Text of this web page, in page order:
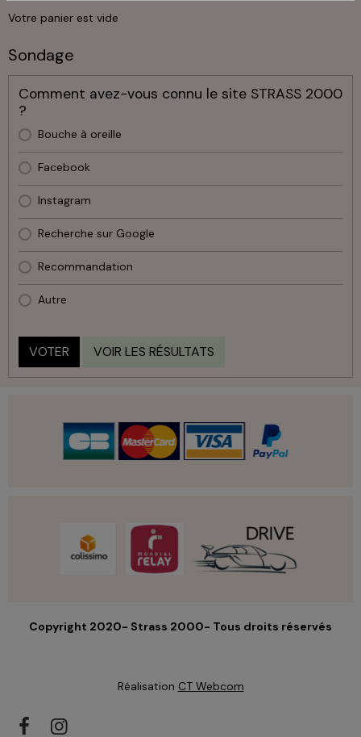
Votre panier est vide
Sondage
Comment avez-vous connu le site STRASS 2000
?
Bouche à oreille
Facebook
Instagram
Recherche sur Google
Recommandation
Autre
VOTER VOIR LES RÉSULTATS
Copyright 2020- Strass 2000- Tous droits réservés
Réalisation CT Webcom